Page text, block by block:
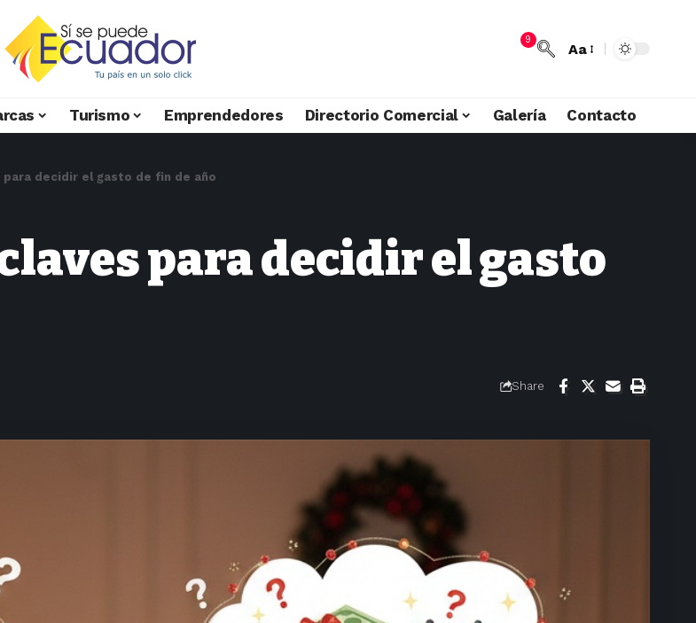
9
Aa
Turismo Emprendedores Directorio Comercial Galería Contacto
decidir el gasto de fin de año
para decidir el gasto
Share